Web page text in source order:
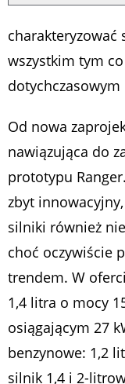
wszystkim tym
dotychczasowym
Od nowa
nawiązująca do
prototypu
zbyt
silniki również
choć oczywiście
trendem. W
1,4 litra o mocy
osiągającym 27
benzynowe: 1,2
silnik 1,4 i 2-